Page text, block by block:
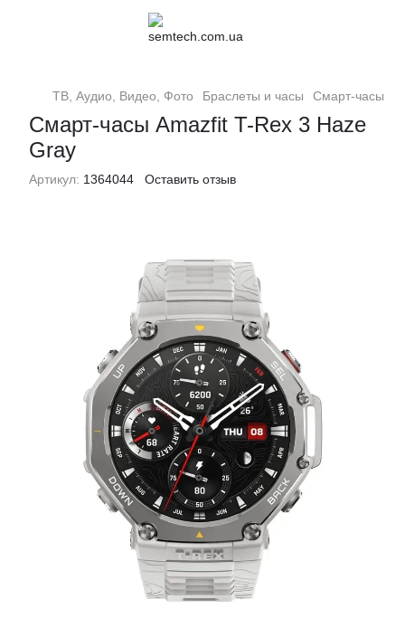
ТВ, Аудио, Видео, Фото Браслеты и часы Смарт-часы
Смарт-часы Amazfit T-Rex 3 Haze
Gray
Артикул: 1364044 Оставить отзыв